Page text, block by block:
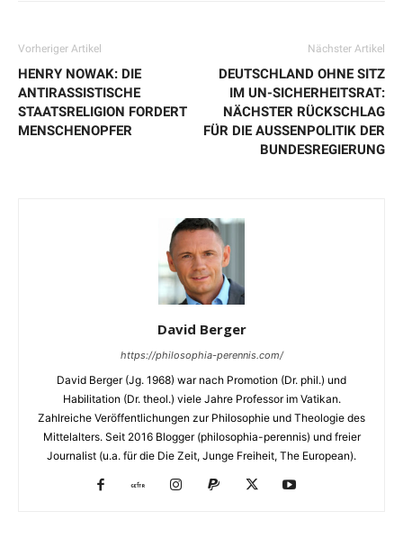
Vorheriger Artikel
HENRY NOWAK: DIE
ANTIRASSISTISCHE
STAATSRELIGION FORDERT
MENSCHENOPFER
Nächster Artikel
DEUTSCHLAND OHNE SITZ
IM UN-SICHERHEITSRAT:
NÄCHSTER RÜCKSCHLAG
FÜR DIE AUSSENPOLITIK DER B
UNDESREGIERUNG
David Berger
https://philosophia-perennis.com/
David Berger (Jg. 1968) war nach Promotion (Dr. phil.) und
Habilitation (Dr. theol.) viele Jahre Professor im Vatikan.
Zahlreiche Veröffentlichungen zur Philosophie und Theologie des
Mittelalters. Seit 2016 Blogger (philosophia-perennis) und freier
Journalist (u.a. für die Die Zeit, Junge Freiheit, The European).